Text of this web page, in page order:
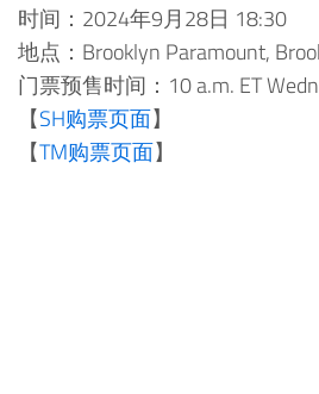
时间：2024年9月28日 18:30
地点：Brooklyn Paramount,
门票预售时间：10 a.m. ET
【SH购票页面】
【TM购票页面】